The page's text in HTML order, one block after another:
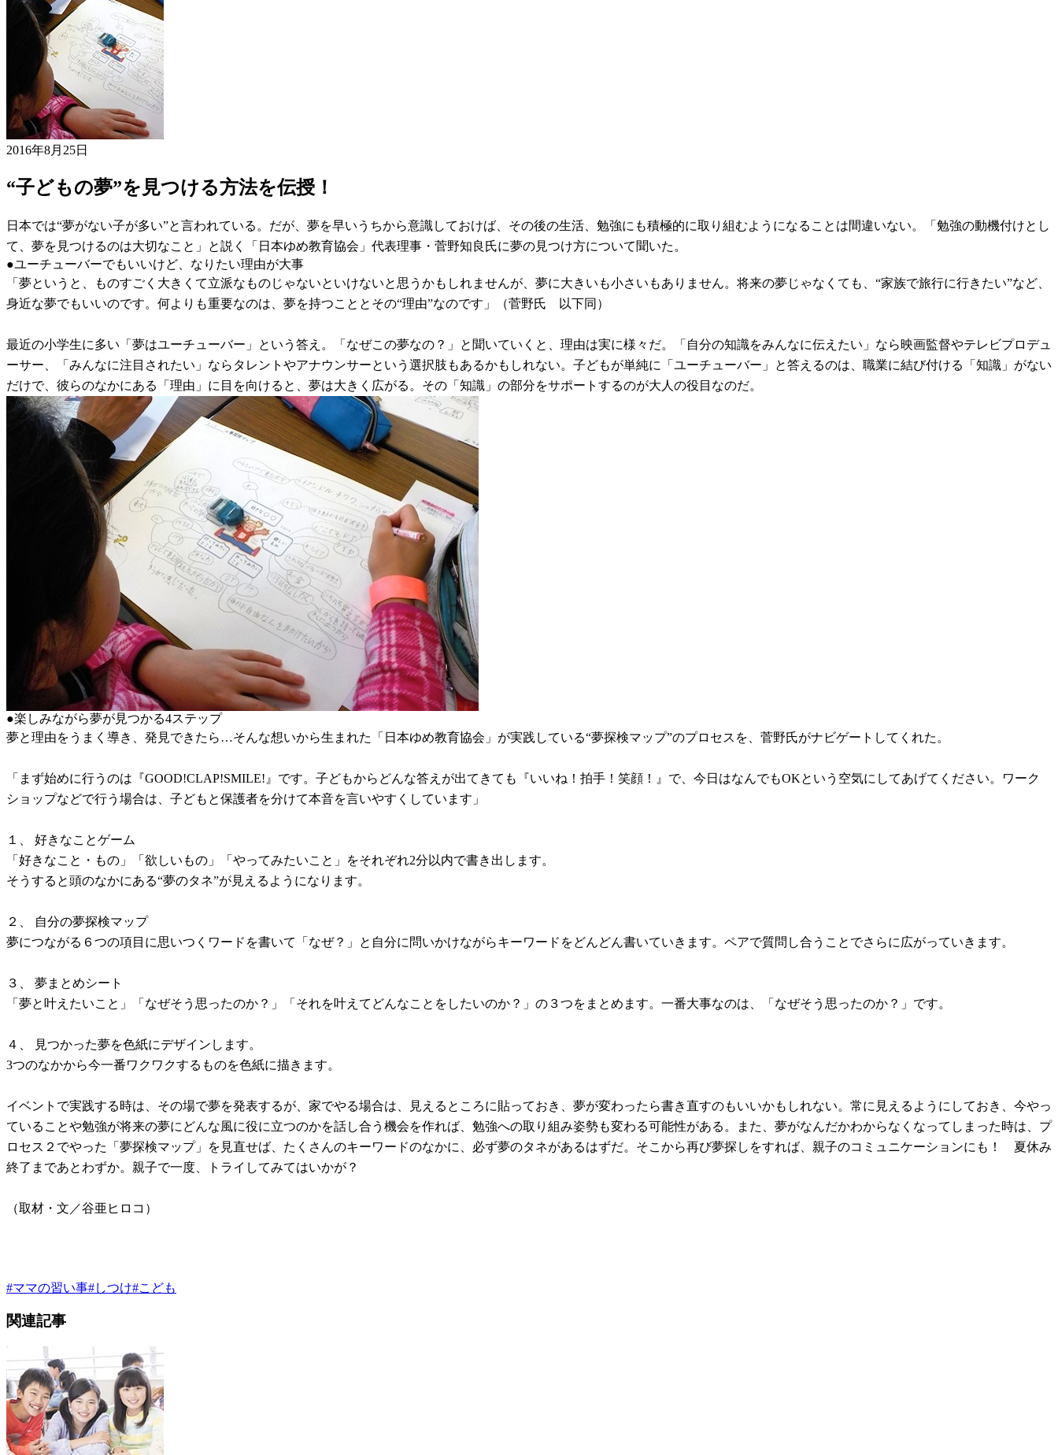
2016年8月25日
“子どもの夢”を見つける方法を伝授！
日本では“夢がない子が多い”と言われている。だが、夢を早いうちから意識しておけば、その後の生活、勉強にも積極的に取り組むようになることは間違いない。「勉強の動機付けとし
て、夢を見つけるのは大切なこと」と説く「日本ゆめ教育協会」代表理事・菅野知良氏に夢の見つけ方について聞いた。
●ユーチューバーでもいいけど、なりたい理由が大事
「夢というと、ものすごく大きくて立派なものじゃないといけないと思うかもしれませんが、夢に大きいも小さいもありません。将来の夢じゃなくても、“家族で旅行に行きたい”など、
身近な夢でもいいのです。何よりも重要なのは、夢を持つこととその“理由”なのです」（菅野氏 以下同）
最近の小学生に多い「夢はユーチューバー」という答え。「なぜこの夢なの？」と聞いていくと、理由は実に様々だ。「自分の知識をみんなに伝えたい」なら映画監督やテレビプロデュ
ーサー、「みんなに注目されたい」ならタレントやアナウンサーという選択肢もあるかもしれない。子どもが単純に「ユーチューバー」と答えるのは、職業に結び付ける「知識」がない
だけで、彼らのなかにある「理由」に目を向けると、夢は大きく広がる。その「知識」の部分をサポートするのが大人の役目なのだ。
●楽しみながら夢が見つかる4ステップ
夢と理由をうまく導き、発見できたら…そんな想いから生まれた「日本ゆめ教育協会」が実践している“夢探検マップ”のプロセスを、菅野氏がナビゲートしてくれた。
「まず始めに行うのは『GOOD!CLAP!SMILE!』です。子どもからどんな答えが出てきても『いいね！拍手！笑顔！』で、今日はなんでもOKという空気にしてあげてください。ワーク
ショップなどで行う場合は、子どもと保護者を分けて本音を言いやすくしています」
１、 好きなことゲーム
「好きなこと・もの」「欲しいもの」「やってみたいこと」をそれぞれ2分以内で書き出します。
そうすると頭のなかにある“夢のタネ”が見えるようになります。
２、 自分の夢探検マップ
夢につながる６つの項目に思いつくワードを書いて「なぜ？」と自分に問いかけながらキーワードをどんどん書いていきます。ペアで質問し合うことでさらに広がっていきます。
３、 夢まとめシート
「夢と叶えたいこと」「なぜそう思ったのか？」「それを叶えてどんなことをしたいのか？」の３つをまとめます。一番大事なのは、「なぜそう思ったのか？」です。
４、 見つかった夢を色紙にデザインします。
3つのなかから今一番ワクワクするものを色紙に描きます。
イベントで実践する時は、その場で夢を発表するが、家でやる場合は、見えるところに貼っておき、夢が変わったら書き直すのもいいかもしれない。常に見えるようにしておき、今やっ
ていることや勉強が将来の夢にどんな風に役に立つのかを話し合う機会を作れば、勉強への取り組み姿勢も変わる可能性がある。また、夢がなんだかわからなくなってしまった時は、プ
ロセス２でやった「夢探検マップ」を見直せば、たくさんのキーワードのなかに、必ず夢のタネがあるはずだ。そこから再び夢探しをすれば、親子のコミュニケーションにも！ 夏休み
終了まであとわずか。親子で一度、トライしてみてはいかが？
（取材・文／谷亜ヒロコ）
#ママの習い事#しつけ#こども
関連記事